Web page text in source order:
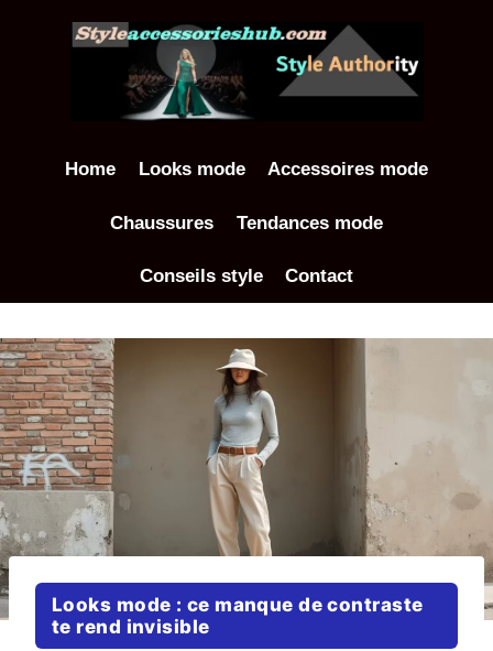
Home Looks mode Accessoires mode
Chaussures Tendances mode
Conseils style Contact
Looks mode : ce manque de contraste
te rend invisible